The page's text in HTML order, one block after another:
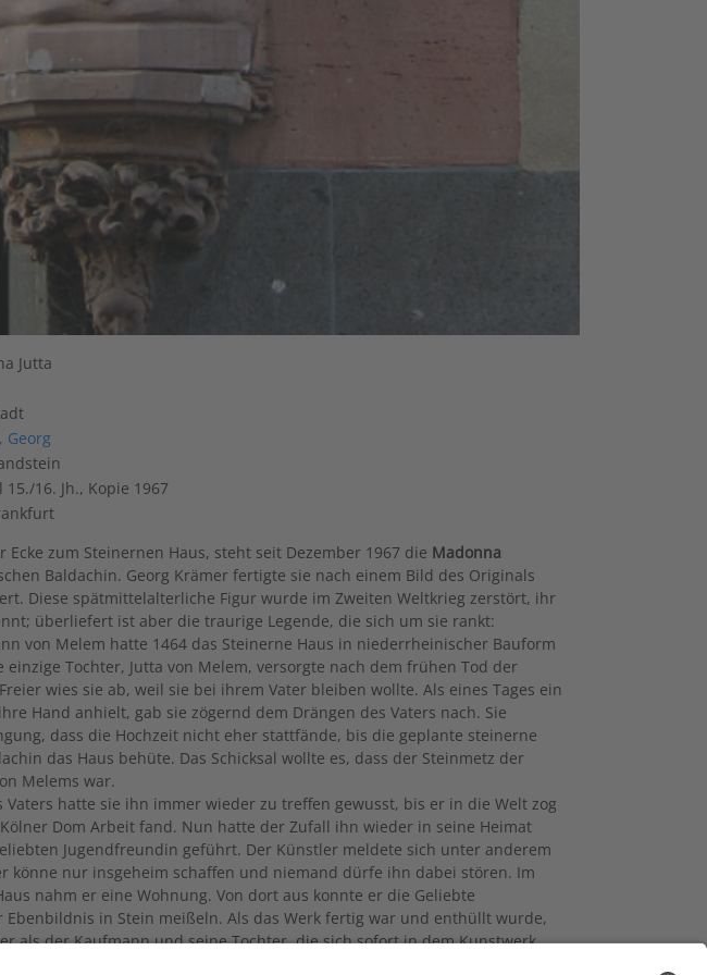
Jutta
Georg
15./16. Jh., Kopie 1967
Ecke zum Steinernen Haus, steht seit Dezember 1967 die Madonna
Baldachin. Georg Krämer fertigte sie nach einem Bild des Originals
Diese spätmittelalterliche Figur wurde im Zweiten Weltkrieg zerstört, ihr
überliefert ist aber die traurige Legende, die sich um sie rankt:
von Melem hatte 1464 das Steinerne Haus in niederrheinischer Bauform
einzige Tochter, Jutta von Melem, versorgte nach dem frühen Tod der
wies sie ab, weil sie bei ihrem Vater bleiben wollte. Als eines Tages ein
Hand anhielt, gab sie zögernd dem Drängen des Vaters nach. Sie
dass die Hochzeit nicht eher stattfände, bis die geplante steinerne
das Haus behüte. Das Schicksal wollte es, dass der Steinmetz der
Melems war.
Vaters hatte sie ihn immer wieder zu treffen gewusst, bis er in die Welt zog
Dom Arbeit fand. Nun hatte der Zufall ihn wieder in seine Heimat
Jugendfreundin geführt. Der Künstler meldete sich unter anderem
könne nur insgeheim schaffen und niemand dürfe ihn dabei stören. Im
nahm er eine Wohnung. Von dort aus konnte er die Geliebte
Ebenbildnis in Stein meißeln. Als das Werk fertig war und enthüllt wurde,
als der Kaufmann und seine Tochter, die sich sofort in dem Kunstwerk